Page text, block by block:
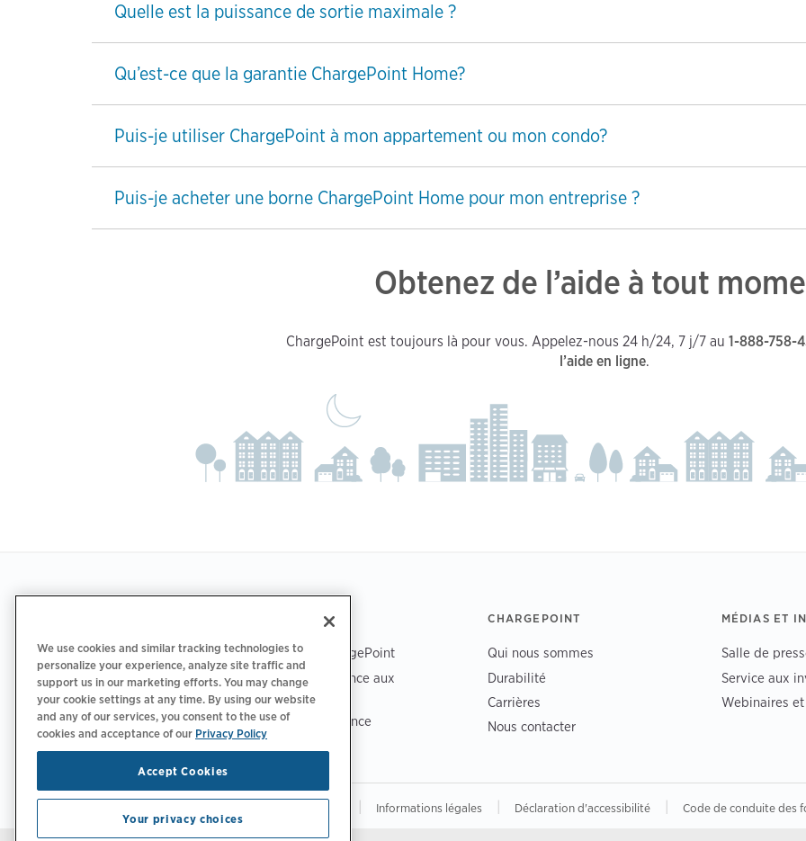
Quelle est la puissance de sortie maximale ?
Qu’est-ce que la garantie ChargePoint Home?
Puis-je utiliser ChargePoint à mon appartement ou mon condo?
Puis-je acheter une borne ChargePoint Home pour mon entreprise ?
Obtenez de l’aide à tout
ChargePoint est toujours là pour vous. Appelez-nous 24 h/24, 7 j/7 au 1-888-758-
l’aide en ligne.
ASSISTANCE
Assistance ChargePoint
Centre d’assistance aux
conducteurs
Centre de confiance
CHARGEPOINT
Qui nous sommes
Durabilité
Carrières
Nous contacter
MÉDIAS ET
Salle de
Service aux
Webinaires
Informations légales Déclaration d'accessibilité Code de conduite des
We use cookies and similar tracking technologies to
personalize your experience, analyze site traffic and
support us in our marketing efforts. You may change
your cookie settings at any time. By using our website
and any of our services, you consent to the use of
cookies and acceptance of our Privacy Policy
Accept Cookies
Your privacy choices